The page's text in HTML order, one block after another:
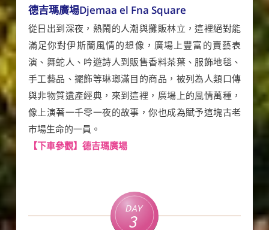
德吉瑪廣場Djemaa el Fna Square
從日出到深夜，熱鬧的人潮與攤販林立，這裡絕對能
滿足你對伊斯蘭風情的想像，廣場上豐富的賣藝表
演、舞蛇人、吟遊詩人到販售香料茶葉、服飾地毯、
手工藝品、擺飾等琳瑯滿目的商品，被列為人類口傳
與非物質遺產經典，來到這裡，廣場上的風情萬種，
像上演著一千零一夜的故事，你也成為賦予這塊古老
市場生命的一員。
【下車參觀】德吉瑪廣場
Day
3